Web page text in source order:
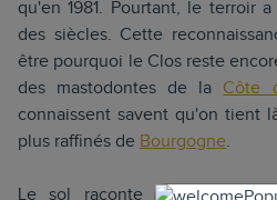
qu'en 1981. Pourtant, le terroir
des siècles. Cette
être pourquoi le Clos reste
des mastodontes de la Côte
connaissent savent qu'on tient
plus raffinés de Bourgogne.
Le sol raconte une histoire